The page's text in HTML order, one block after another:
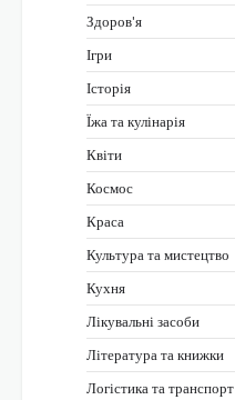
Здоров'я
Ігри
Історія
Їжа та кулінарія
Квіти
Космос
Краса
Культура та мистецтво
Кухня
Лікувальні засоби
Література та книжки
Логістика та транспорт